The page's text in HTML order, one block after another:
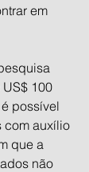
em
100
possível
com auxílio
que a
não